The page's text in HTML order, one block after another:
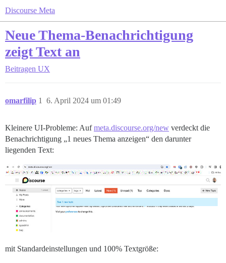
Discourse Meta
Neue Thema-Benachrichtigung
zeigt Text an
Beitragen UX
omarfilip 6. April 2024 um 01:49
1
Kleinere UI-Probleme: Aufmeta.discourse.org/new verdeckt die
Benachrichtigung „1 neues Thema anzeigen“ den darunter
liegenden Text:
mit Standardeinstellungen und 100% Textgröße: